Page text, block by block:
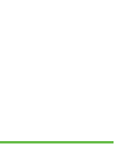
Klímaváltozás,